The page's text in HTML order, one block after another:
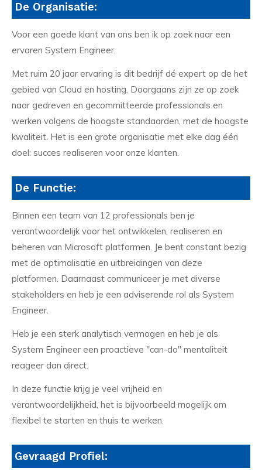
De Organisatie:
Voor een goede klant van ons ben ik op zoek naar een
ervaren System Engineer.
Met ruim 20 jaar ervaring is dit bedrijf dé expert op de het
gebied van Cloud en hosting. Doorgaans zijn ze op zoek
naar gedreven en gecommitteerde professionals en
werken volgens de hoogste standaarden, met de hoogste
kwaliteit. Het is een grote organisatie met elke dag één
doel: succes realiseren voor onze klanten.
De Functie:
Binnen een team van 12 professionals ben je
verantwoordelijk voor het ontwikkelen, realiseren en
beheren van Microsoft platformen. Je bent constant bezig
met de optimalisatie en uitbreidingen van deze
platformen. Daarnaast communiceer je met diverse
stakeholders en heb je een adviserende rol als System
Engineer.
Heb je een sterk analytisch vermogen en heb je als
System Engineer een proactieve "can-do" mentaliteit
reageer dan direct.
In deze functie krijg je veel vrijheid en
verantwoordelijkheid, het is bijvoorbeeld mogelijk om
flexibel te starten en thuis te werken.
Gevraagd Profiel: